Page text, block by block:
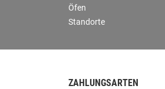
Öfen
Standorte
ZAHLUNGSARTEN